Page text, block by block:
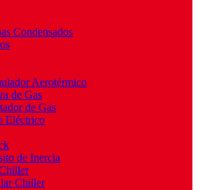
Condensados
Aerotérmico
de Gas
de Gas
Eléctrico
de Inercia
Chiller